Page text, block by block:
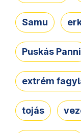
Samu
Puskás Panni
extrém
tojás